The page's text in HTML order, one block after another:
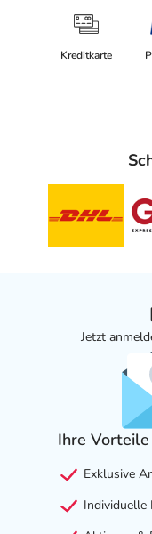
Kreditkarte
Jetzt
Ihre
Exklusive
Individuelle